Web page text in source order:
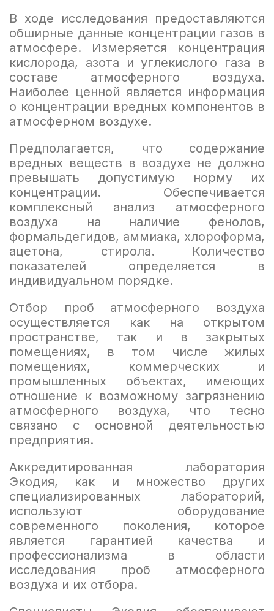
В ходе исследования предоставляются
обширные данные концентрации газов в
атмосфере. Измеряется концентрация
кислорода, азота и углекислого газа в
составе атмосферного воздуха.
Наиболее ценной является информация
о концентрации вредных компонентов в
атмосферном воздухе.
Предполагается, что содержание
вредных веществ в воздухе не должно
превышать допустимую норму их
концентрации. Обеспечивается
комплексный анализ атмосферного
воздуха на наличие фенолов,
формальдегидов, аммиака, хлороформа,
ацетона, стирола. Количество
показателей определяется в
индивидуальном порядке.
Отбор проб атмосферного воздуха
осуществляется как на открытом
пространстве, так и в закрытых
помещениях, в том числе жилых
помещениях, коммерческих и
промышленных объектах, имеющих
отношение к возможному загрязнению
атмосферного воздуха, что тесно
связано с основной деятельностью
предприятия.
Аккредитированная лаборатория
Экодия, как и множество других
специализированных лабораторий,
используют оборудование
современного поколения, которое
является гарантией качества и
профессионализма в области
исследования проб атмосферного
воздуха и их отбора.